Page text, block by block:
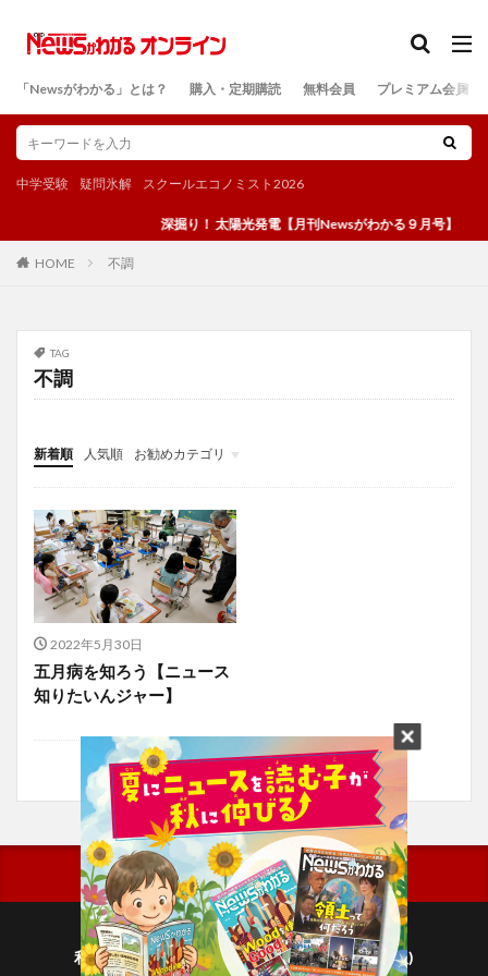
「Newsがわかる」とは？ 購入・定期購読 無料会員 プレミアム会員
中学受験 疑問氷解 スクールエコノミスト2026
深掘り！ 太陽光発電【月刊Newsがわかる９月号】
HOME 不調
TAG
不調
新着順 人気順
お勧めカテゴリ
投稿
学び
マンガ
電子書籍
2022年5月30日
五月病を知ろう【ニュース
知りたいんジャー】
利用規約
プライバシーポリシー(毎日新聞出版)
検索